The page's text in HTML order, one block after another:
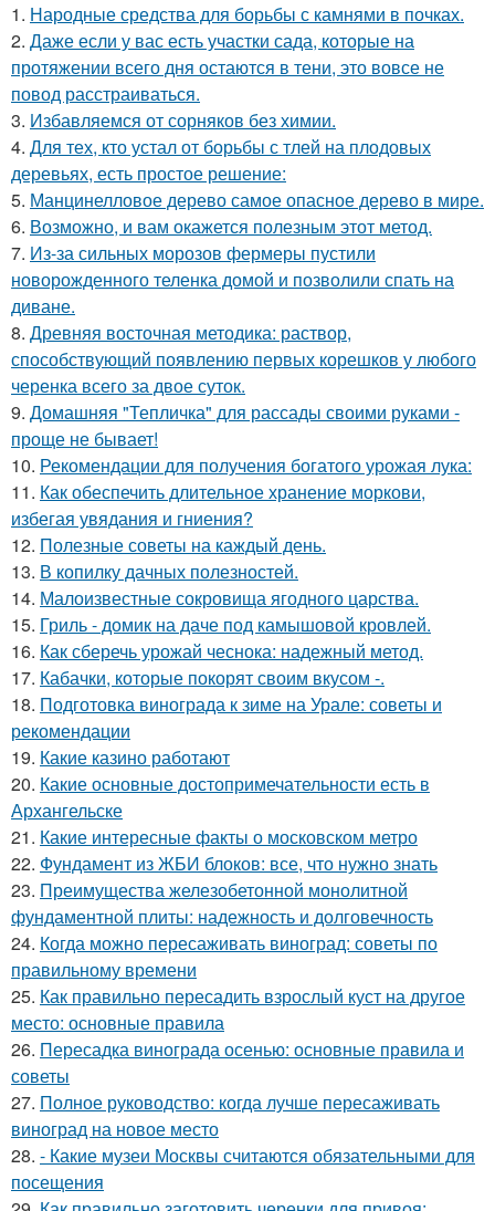
1. Народные средства для борьбы с камнями в почках.
2. Даже если у вас есть участки сада, которые на
протяжении всего дня остаются в тени, это вовсе не
повод расстраиваться.
3. Избавляемся от сорняков без химии.
4. Для тех, кто устал от борьбы с тлей на плодовых
деревьях, есть простое решение:
5. Манцинелловое дерево самое опасное дерево в мире.
6. Возможно, и вам окажется полезным этот метод.
7. Из-за сильных морозов фермеры пустили
новорожденного теленка домой и позволили спать на
диване.
8. Древняя восточная методика: раствор,
способствующий появлению первых корешков у любого
черенка всего за двое суток.
9. Домашняя "Тепличка" для рассады своими руками -
проще не бывает!
10. Рекомендации для получения богатого урожая лука:
11. Как обеспечить длительное хранение моркови,
избегая увядания и гниения?
12. Полезные советы на каждый день.
13. В копилку дачных полезностей.
14. Малоизвестные сокровища ягодного царства.
15. Гриль - домик на даче под камышовой кровлей.
16. Как сберечь урожай чеснока: надежный метод.
17. Кабачки, которые покорят своим вкусом -.
18. Подготовка винограда к зиме на Урале: советы и
рекомендации
19. Какие казино работают
20. Какие основные достопримечательности есть в
Архангельске
21. Какие интересные факты о московском метро
22. Фундамент из ЖБИ блоков: все, что нужно знать
23. Преимущества железобетонной монолитной
фундаментной плиты: надежность и долговечность
24. Когда можно пересаживать виноград: советы по
правильному времени
25. Как правильно пересадить взрослый куст на другое
место: основные правила
26. Пересадка винограда осенью: основные правила и
советы
27. Полное руководство: когда лучше пересаживать
виноград на новое место
28. - Какие музеи Москвы считаются обязательными для
посещения